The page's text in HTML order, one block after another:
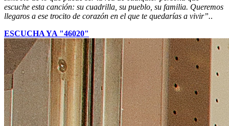
escuche esta canción: su cuadrilla, su pueblo, su familia. Queremos
llegaros a ese trocito de corazón en el que te quedarías a vivir”..
ESCUCHA YA "46020"